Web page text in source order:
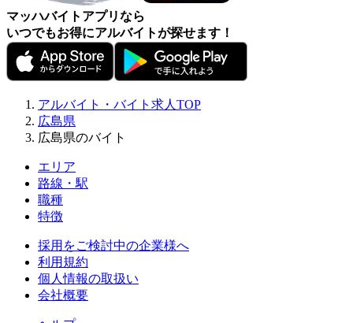
マッハバイトアプリなら
いつでもお得にアルバイトが探せます！
アルバイト・バイト求人TOP
広島県
広島県のバイト
エリア
路線・駅
職種
特徴
採用をご検討中の企業様へ
利用規約
個人情報の取扱い
会社概要